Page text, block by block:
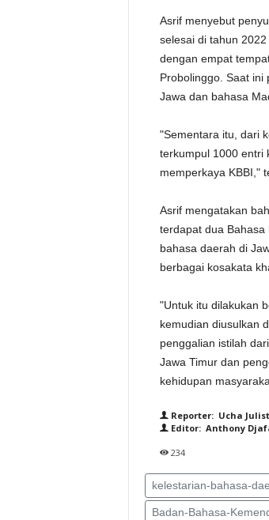
Asrif menyebut
selesai di tahun
dengan empat
Probolinggo. Saat
Jawa dan bahasa
"Sementara itu, dari
terkumpul 1000 entri
memperkaya KBBI,"
Asrif mengatakan
terdapat dua
bahasa daerah di
berbagai kosakata
"Untuk itu dilakukan
kemudian diusulkan
penggalian istilah
Jawa Timur dan
kehidupan
Reporter: Ucha
Editor: Anthony
234
kelestarian-bahasa-
Badan-Bahasa-